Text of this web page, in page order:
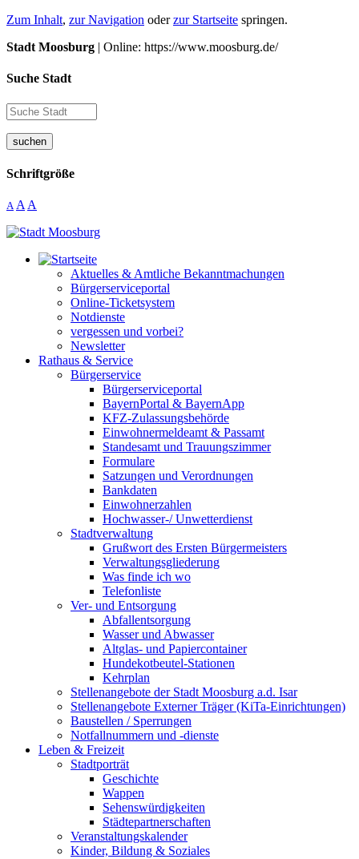
Zum Inhalt, zur Navigation oderzur Startseite springen.
Stadt Moosburg | Online: https://www.moosburg.de/
Suche Stadt
suchen
Schriftgröße
A A A
Aktuelles & Amtliche Bekanntmachungen
Bürgerserviceportal
Online-Ticketsystem
Notdienste
vergessen und vorbei?
Newsletter
Rathaus & Service
Bürgerservice
Bürgerserviceportal
BayernPortal & BayernApp
KFZ-Zulassungsbehörde
Einwohnermeldeamt & Passamt
Standesamt und Trauungszimmer
Formulare
Satzungen und Verordnungen
Bankdaten
Einwohnerzahlen
Hochwasser-/ Unwetterdienst
Stadtverwaltung
Grußwort des Ersten Bürgermeisters
Verwaltungsgliederung
Was finde ich wo
Telefonliste
Ver- und Entsorgung
Abfallentsorgung
Wasser und Abwasser
Altglas- und Papiercontainer
Hundekotbeutel-Stationen
Kehrplan
Stellenangebote der Stadt Moosburg a.d. Isar
Stellenangebote Externer Träger (KiTa-Einrichtungen)
Baustellen / Sperrungen
Notfallnummern und -dienste
Leben & Freizeit
Stadtporträt
Geschichte
Wappen
Sehenswürdigkeiten
Städtepartnerschaften
Veranstaltungskalender
Kinder, Bildung & Soziales